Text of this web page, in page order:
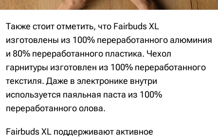
Также стоит отметить, что Fairbuds XL
изготовлены из 100% переработанного алюминия
и 80% переработанного пластика. Чехол
гарнитуры изготовлен из 100% переработанного
текстиля. Даже в электронике внутри
используется паяльная паста из 100%
переработанного олова.
Fairbuds XL поддерживают активное